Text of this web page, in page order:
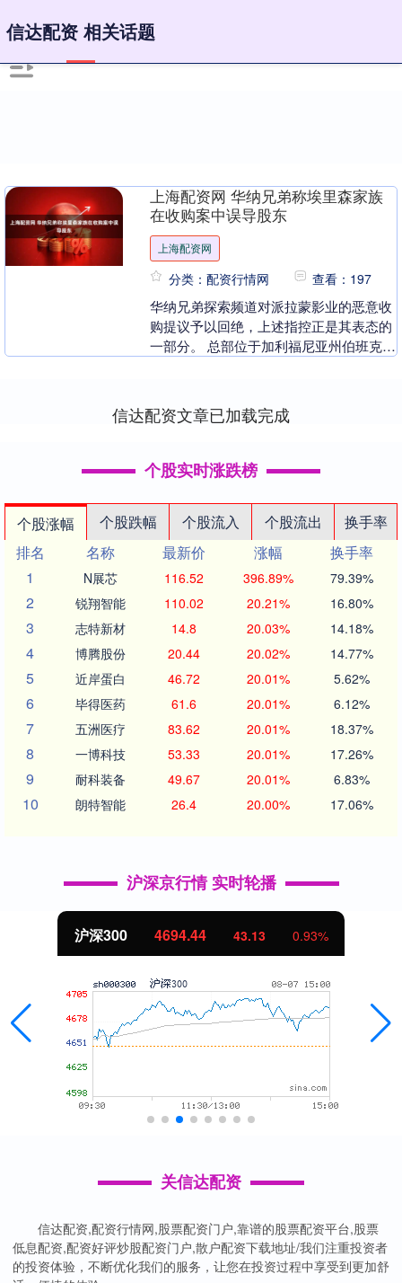
信达配资 相关话题
上海配资网 华纳兄弟称埃里森家族
在收购案中误导股东
上海配资网
分类：配资行情网 查看：197
华纳兄弟探索频道对派拉蒙影业的恶意收
购提议予以回绝，上述指控正是其表态的
一部分。 总部位于加利福尼亚州伯班克市
信达配资文章已加载完成
个股实时涨跌榜
个股涨幅 个股跌幅 个股流入 个股流出
换手率
排名
名称 最新价 涨幅
换手率
1
N展芯 116.52 396.89% 79.39%
2 锐翔智能 110.02 20.21% 16.80%
3 志特新材 14.8 20.03% 14.18%
4 博腾股份 20.44 20.02% 14.77%
5 近岸蛋白 46.72 20.01% 5.62%
6 毕得医药 61.6 20.01% 6.12%
7 五洲医疗 83.62 20.01% 18.37%
8 一博科技 53.33 20.01% 17.26%
9 耐科装备 49.67 20.01% 6.83%
10 朗特智能 26.4 20.00% 17.06%
沪深京行情 实时轮播
沪深300 4694.44 43.13 0.93%
关信达配资
信达配资,配资行情网,股票配资门户,靠谱的股票配资平台,股票
低息配资,配资好评炒股配资门户,散户配资下载地址/我们注重投资者
的投资体验，不断优化我们的服务，让您在投资过程中享受到更加舒